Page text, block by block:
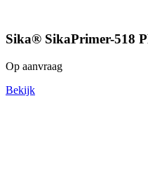
Sika® SikaPrimer-518
Op aanvraag
Bekijk